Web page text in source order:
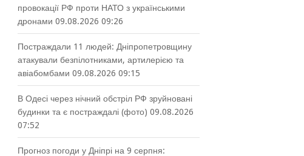
провокації РФ проти НАТО з українськими
дронами 09.08.2026 09:26
Постраждали 11 людей: Дніпропетровщину
атакували безпілотниками, артилерією та
авіабомбами 09.08.2026 09:15
В Одесі через нічний обстріл РФ зруйновані
будинки та є постраждалі (фото) 09.08.2026
07:52
Прогноз погоди у Дніпрі на 9 серпня: